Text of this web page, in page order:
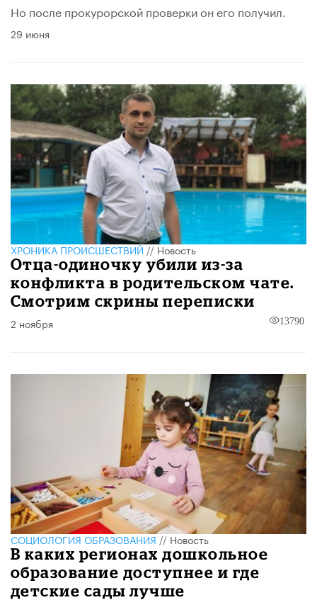
Но после прокурорской проверки он его получил.
29 июня
ХРОНИКА ПРОИСШЕСТВИЙ//Новость
Отца-одиночку убили из-за
конфликта в родительском чате.
Смотрим скрины переписки
2 ноября 13790
CОЦИОЛОГИЯ ОБРАЗОВАНИЯ//Новость
В каких регионах дошкольное
образование доступнее и где
детские сады лучше